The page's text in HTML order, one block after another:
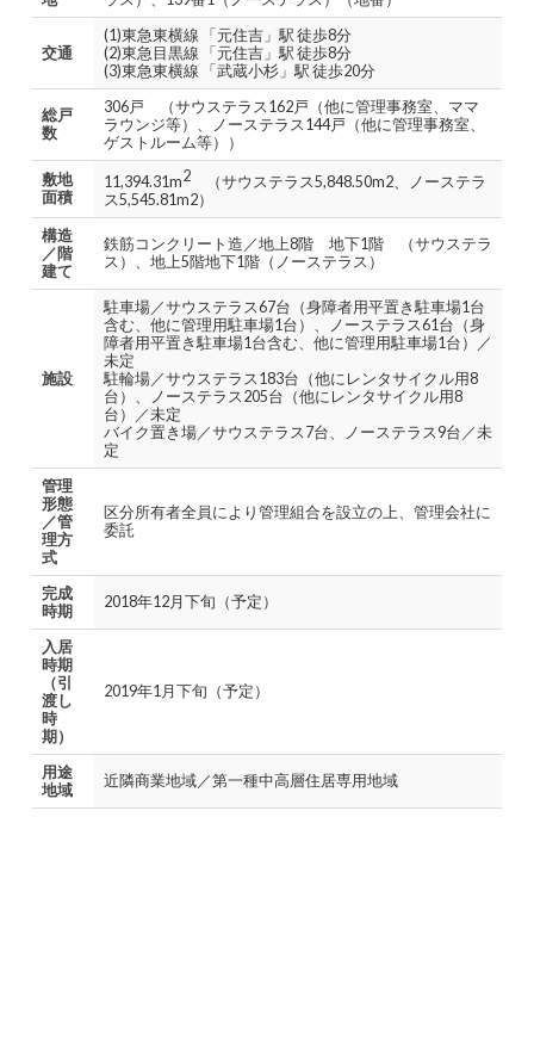
交通
(1)東急東横線 「元住吉」駅 徒歩8分
(2)東急目黒線 「元住吉」駅 徒歩8分
(3)東急東横線 「武蔵小杉」駅 徒歩20分
総戸
数
306戸 （サウステラス162戸（他に管理事務室、ママ
ラウンジ等）、ノーステラス144戸（他に管理事務室、
ゲストルーム等））
敷地
面積
11,394.31m2（サウステラス5,848.50m2、ノーステラ
ス5,545.81m2）
構造
／階
建て
鉄筋コンクリート造／地上8階 地下1階 （サウステラ
ス）、地上5階地下1階（ノーステラス）
施設
駐車場／サウステラス67台（身障者用平置き駐車場1台
含む、他に管理用駐車場1台）、ノーステラス61台（身
障者用平置き駐車場1台含む、他に管理用駐車場1台）／
未定
駐輪場／サウステラス183台（他にレンタサイクル用8
台）、ノーステラス205台（他にレンタサイクル用8
台）／未定
バイク置き場／サウステラス7台、ノーステラス9台／未
定
管理
形態
／管
理方
式
区分所有者全員により管理組合を設立の上、管理会社に
委託
完成
時期
2018年12月下旬（予定）
入居
時期
（引
渡し
時
期）
2019年1月下旬（予定）
用途
地域
近隣商業地域／第一種中高層住居専用地域